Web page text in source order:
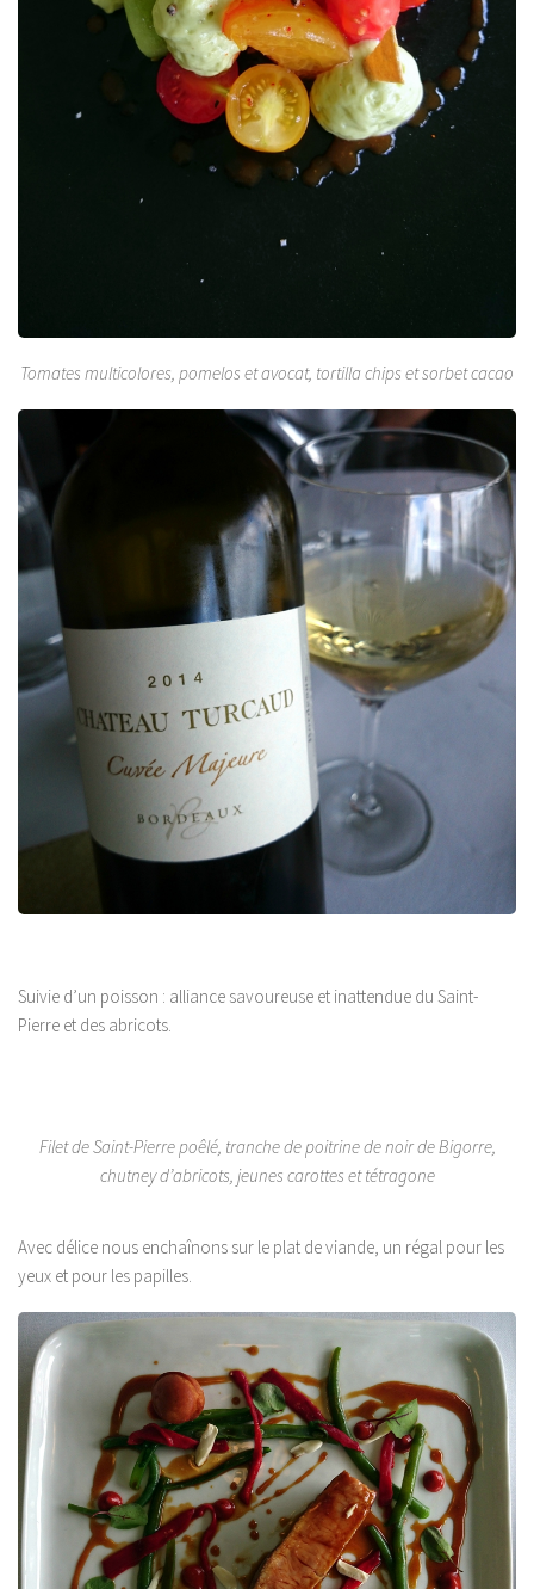
Tomates multicolores, pomelos et avocat, tortilla chips et sorbet cacao
Suivie d’un poisson : alliance savoureuse et inattendue du Saint-
Pierre et des abricots.
Filet de Saint-Pierre poêlé, tranche de poitrine de noir de Bigorre,
chutney d’abricots, jeunes carottes et tétragone
Avec délice nous enchaînons sur le plat de viande, un régal pour les
yeux et pour les papilles.